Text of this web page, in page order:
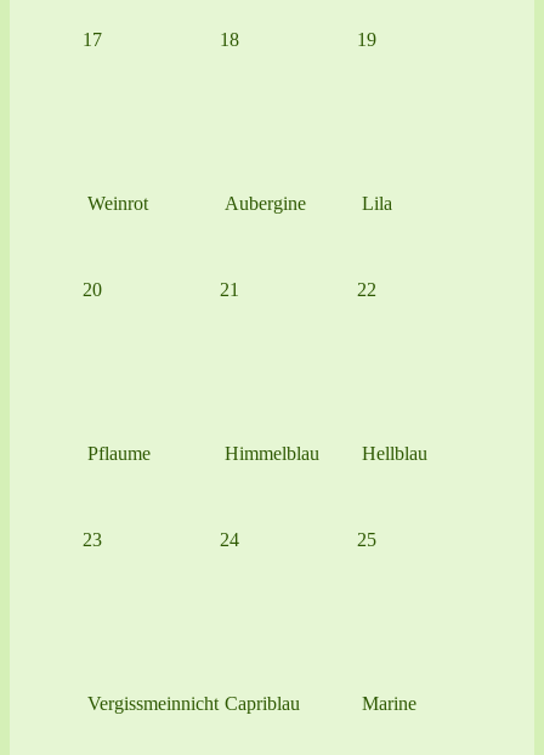
17
Weinrot
18
Aubergine
19
Lila
20
Pflaume
21
Himmelblau
22
Hellblau
23
Vergissmeinnicht
24
Capriblau
25
Marine